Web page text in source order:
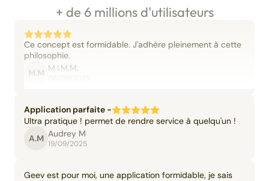
+ de 6 millions d'utilisateurs
Ce concept est formidable. J'adhère pleinement à cette
philosophie.
M.M M.I.M.M.
Application parfaite -
Ultra pratique ! permet de rendre service à quelqu'un !
A.M Audrey M
19/09/2025
Geev est pour moi, une application formidable, je sais